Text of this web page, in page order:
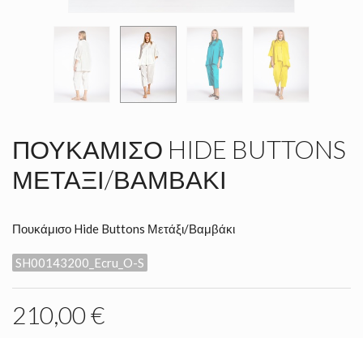
ΠΟΥΚΆΜΙΣΟ HIDE BUTTONS
ΜΕΤΆΞΙ/ΒΑΜΒΆΚΙ
Πουκάμισο Hide Buttons Μετάξι/Βαμβάκι
SH00143200_Ecru_O-S
210,00 €